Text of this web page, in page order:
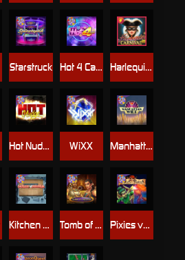
Manhattan Goes Wild
Hot Nudge
Starstruck
Tomb of Nefertiti
WiXX
Hot 4 Cash Harlequin Carnival
Kitchen Drama: Sushi Mania Pixies vs Pirates